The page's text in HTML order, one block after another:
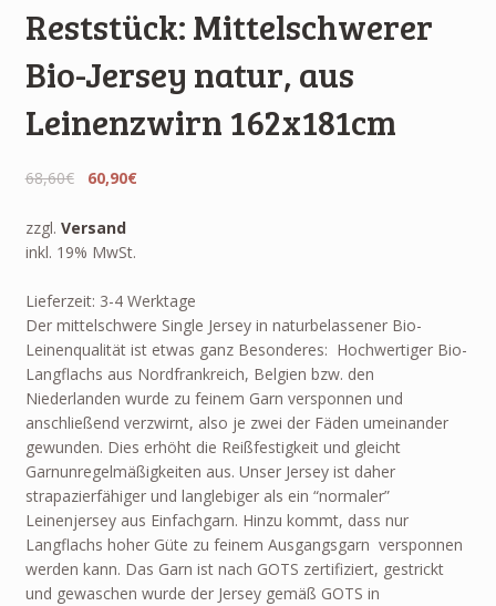
Reststück: Mittelschwerer
Bio-Jersey natur, aus
Leinenzwirn 162x181cm
68,60€ 60,90€
zzgl. Versand
inkl. 19% MwSt.
Lieferzeit: 3-4 Werktage
Der mittelschwere Single Jersey in naturbelassener Bio-
Leinenqualität ist etwas ganz Besonderes: Hochwertiger Bio-
Langflachs aus Nordfrankreich, Belgien bzw. den
Niederlanden wurde zu feinem Garn versponnen und
anschließend verzwirnt, also je zwei der Fäden umeinander
gewunden. Dies erhöht die Reißfestigkeit und gleicht
Garnunregelmäßigkeiten aus. Unser Jersey ist daher
strapazierfähiger und langlebiger als ein “normaler”
Leinenjersey aus Einfachgarn. Hinzu kommt, dass nur
Langflachs hoher Güte zu feinem Ausgangsgarn versponnen
werden kann. Das Garn ist nach GOTS zertifiziert, gestrickt
und gewaschen wurde der Jersey gemäß GOTS in